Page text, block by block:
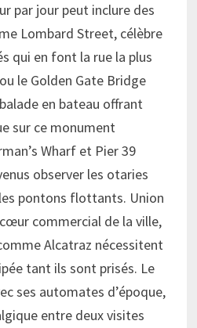
par jour peut inclure des
Lombard Street, célèbre
qui en font la rue la plus
le Golden Gate Bridge
en bateau offrant
sur ce monument
Wharf et Pier 39
observer les otaries
pontons flottants. Union
commercial de la ville,
Alcatraz nécessitent
tant ils sont prisés. Le
ses automates d’époque,
entre deux visites